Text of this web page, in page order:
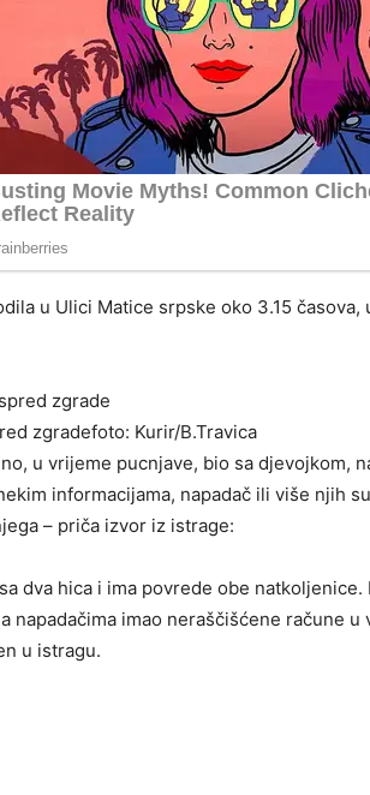
u Ulici Matice srpske oko 3.15
zgradefoto: Kurir/B.Travica
u vrijeme pucnjave, bio sa djevojkom,
informacijama, napadač ili više njih
– priča izvor iz istrage:
dva hica i ima povrede obe
napadačima imao neraščišćene račune
u istragu.